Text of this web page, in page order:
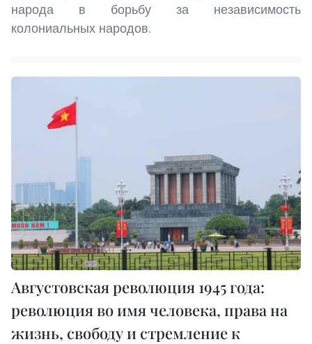
народа в борьбу за независимость
колониальных народов.
Августовская революция 1945 года:
революция во имя человека, права на
жизнь, свободу и стремление к